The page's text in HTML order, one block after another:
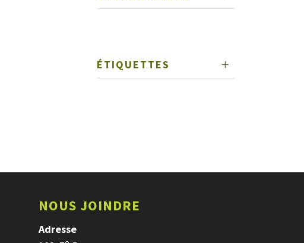
ÉTIQUETTES
NOUS JOINDRE
Adresse